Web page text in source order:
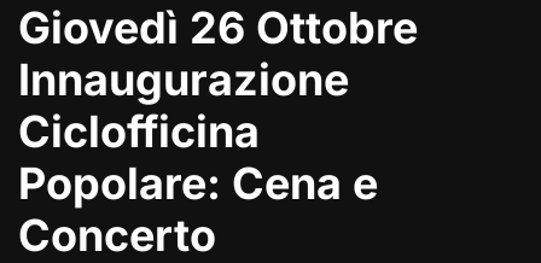
Giovedì 26 Ottobre
Innaugurazione
Ciclofficina
Popolare: Cena e
Concerto